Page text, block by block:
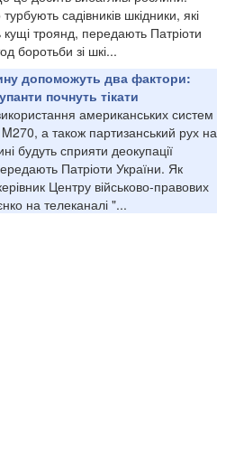
садівників шкідники, які
троянд, передають Патріоти
боротьби зі шкі...
допоможуть два фактори:
почнуть тікати
американських систем
M270, а також партизанський рух на
будуть сприяти деокупації
Патріоти України. Як
Центру військово-правових
на телеканалі "...